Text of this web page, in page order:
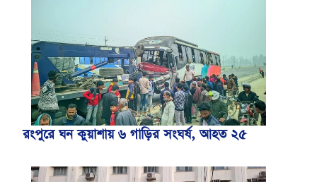
রংপুরে ঘন কুয়াশায় ৬ গাড়ির সংঘর্ষ, আহত ২৫